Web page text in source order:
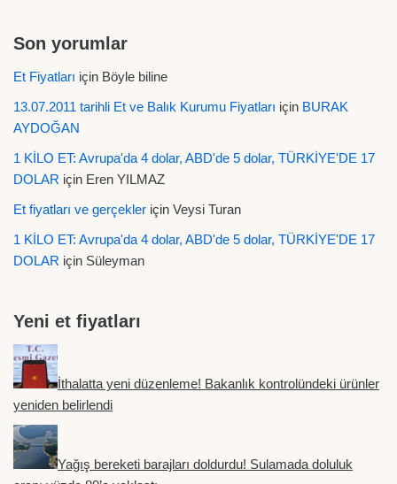
Son yorumlar
Et Fiyatları için Böyle biline
13.07.2011 tarihli Et ve Balık Kurumu Fiyatları için BURAK
AYDOĞAN
1 KİLO ET: Avrupa'da 4 dolar, ABD'de 5 dolar, TÜRKİYE'DE 17
DOLAR için Eren YILMAZ
Et fiyatları ve gerçekler için Veysi Turan
1 KİLO ET: Avrupa'da 4 dolar, ABD'de 5 dolar, TÜRKİYE'DE 17
DOLAR için Süleyman
Yeni et fiyatları
İthalatta yeni düzenleme! Bakanlık kontrolündeki ürünler
yeniden belirlendi
Yağış bereketi barajları doldurdu! Sulamada doluluk